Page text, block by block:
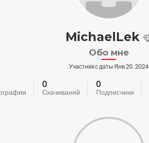
MichaelLek
Обо мне
Участник с даты Янв 20, 2024
0
Скачиваний
0
Подписчики